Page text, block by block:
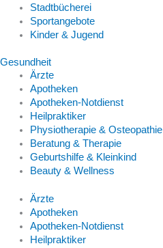
Stadtbücherei
Sportangebote
Kinder & Jugend
Gesundheit
Ärzte
Apotheken
Apotheken-Notdienst
Heilpraktiker
Physiotherapie & Osteopathie
Beratung & Therapie
Geburtshilfe & Kleinkind
Beauty & Wellness
Ärzte
Apotheken
Apotheken-Notdienst
Heilpraktiker